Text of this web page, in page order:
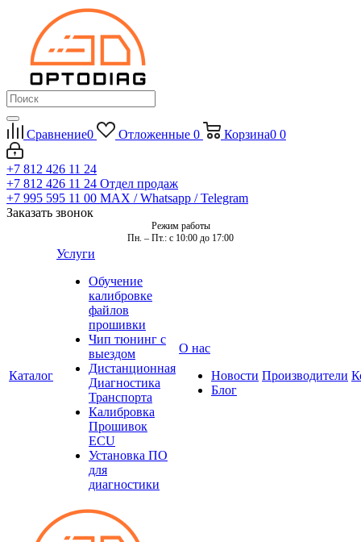
Сравнение0 Отложенные 0 Корзина0 0
+7 812 426 11 24
+7 812 426 11 24 Отдел продаж
+7 995 595 11 00 MAX / Whatsapp / Telegram
Заказать звонок
Режим работы
Пн. – Пт.: с 10:00 до 17:00
Каталог
Услуги
Обучение
калибровке
файлов
прошивки
Чип тюнинг с
выездом
Дистанционная
Диагностика
Транспорта
Калибровка
Прошивок
ECU
Установка ПО
для
диагностики
О нас
Новости
Блог
Производители